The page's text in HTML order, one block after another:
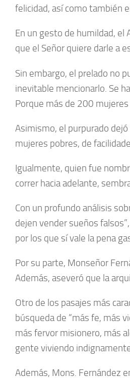
felicidad, así como también
En un gesto de humildad, el
que el Señor quiere darle a
Sin embargo, el prelado no
inevitable mencionarlo. Se
Porque más de 200
Asimismo, el purpurado
mujeres pobres, de
Igualmente, quien fue
correr hacia adelante,
Con un profundo análisis
dejen vender sueños
por los que sí vale la pena
Por su parte, Monseñor
Además, aseveró que la
Otro de los pasajes más
búsqueda de “más fe, más
más fervor misionero, más
gente viviendo
Además, Mons. Fernández